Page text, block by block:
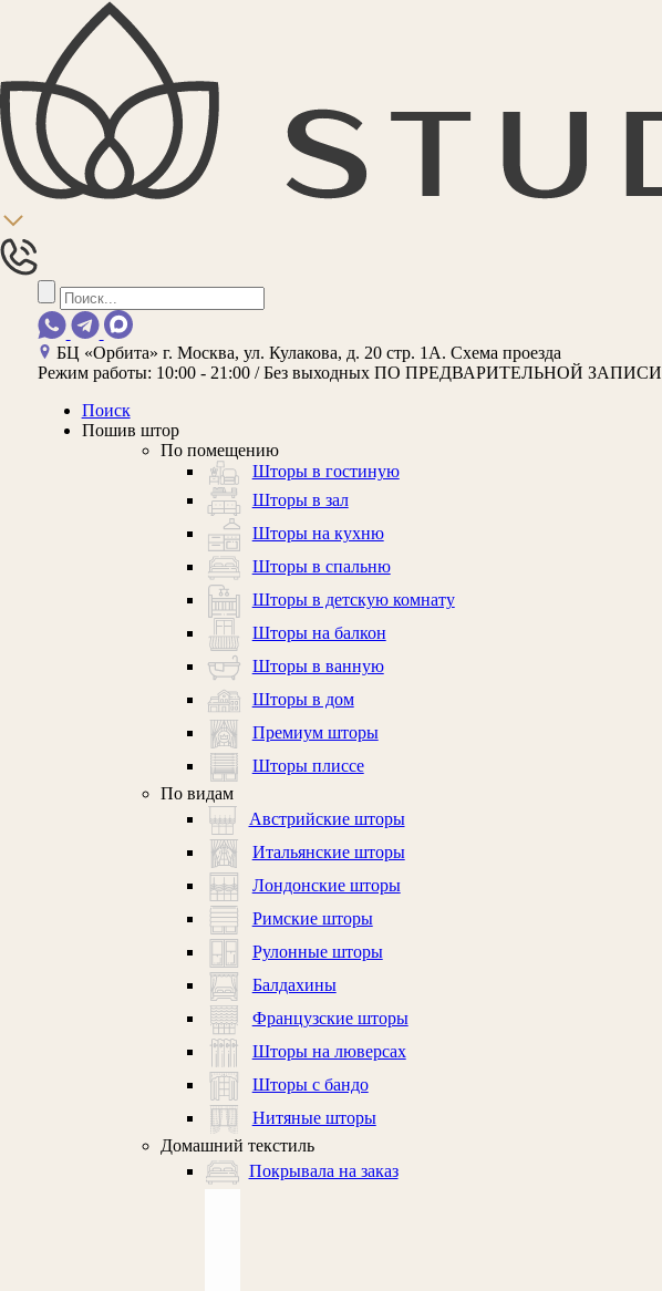
БЦ «Орбита» г. Москва, ул. Кулакова, д. 20 стр. 1А. Схема проезда
Режим работы: 10:00 - 21:00 / Без выходных ПО ПРЕДВАРИТЕЛЬНОЙ ЗАПИСИ
Поиск
Пошив штор
По помещению
Шторы в гостиную
Шторы в зал
Шторы на кухню
Шторы в спальню
Шторы в детскую комнату
Шторы на балкон
Шторы в ванную
Шторы в дом
Премиум шторы
Шторы плиссе
По видам
Австрийские шторы
Итальянские шторы
Лондонские шторы
Римские шторы
Рулонные шторы
Балдахины
Французские шторы
Шторы на люверсах
Шторы с бандо
Нитяные шторы
Домашний текстиль
Покрывала на заказ